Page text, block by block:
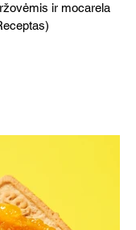
ir mocarela